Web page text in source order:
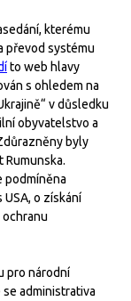
kterému
převod systému
to web hlavy
s ohledem na
v důsledku
obyvatelstvo a
byly
podmíněna
o získání
pro národní
administrativa